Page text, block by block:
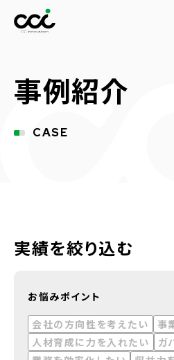
事例紹介
CASE
実績を絞り込む
お悩みポイント
会社の方向性を考えたい
事
人材育成に力を入れたい
ガ